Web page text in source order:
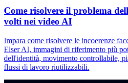
Come risolvere il problema
volti nei video AI
Impara come risolvere le incoerenze
Elser AI, immagini di riferimento più
dell'identità, movimento controllabile,
flussi di lavoro riutilizzabili.